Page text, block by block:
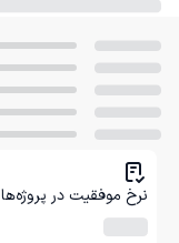
نرخ موفقیت در پروژه‌ها